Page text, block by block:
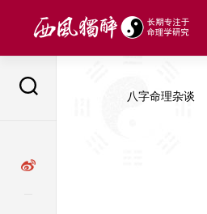
八字命理杂谈